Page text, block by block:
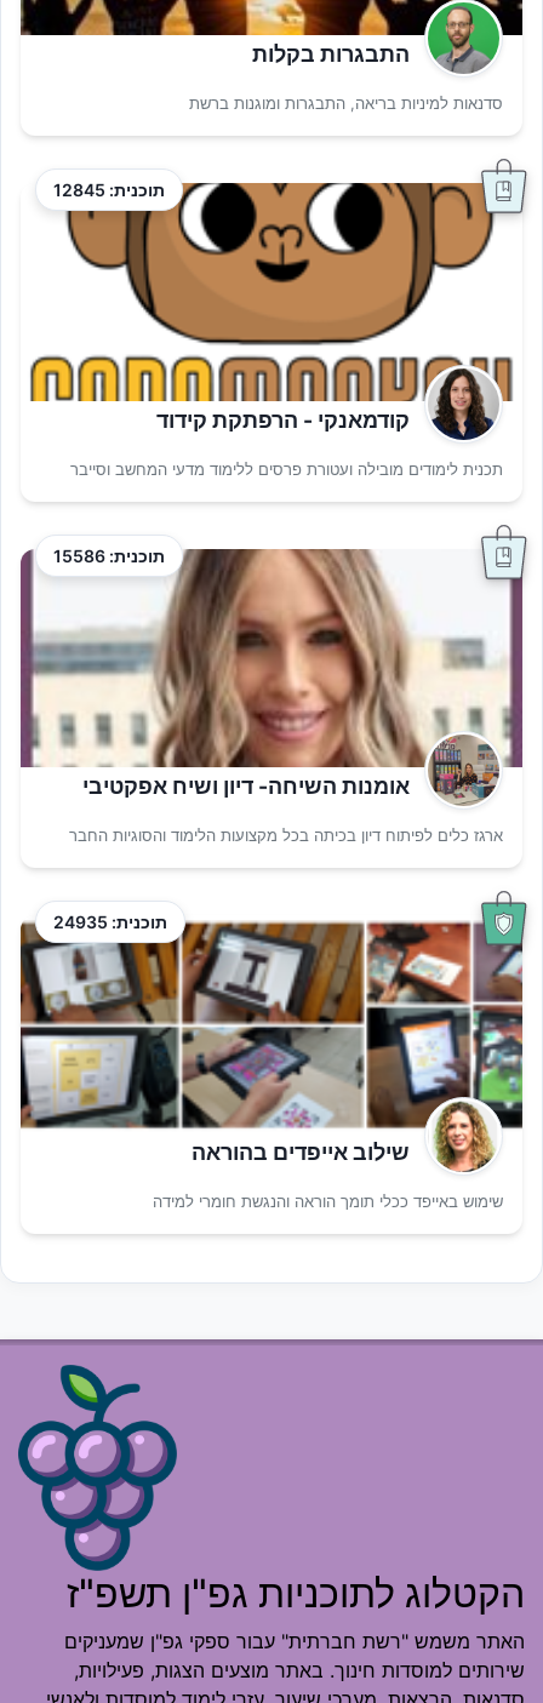
התבגרות בקלות
סדנאות למיניות בריאה, התבגרות ומוגנות ברשת
תוכנית: 12845
קודמאנקי - הרפתקת קידוד
תכנית לימודים מובילה ועטורת פרסים ללימוד מדעי המחשב וסייבר
תוכנית: 15586
אומנות השיחה- דיון ושיח אפקטיבי
ארגז כלים לפיתוח דיון בכיתה בכל מקצועות הלימוד והסוגיות החבר
תוכנית: 24935
שילוב אייפדים בהוראה
שימוש באייפד ככלי תומך הוראה והנגשת חומרי למידה
הקטלוג לתוכניות גפ"ן תשפ"ז
האתר משמש "רשת חברתית" עבור ספקי גפ"ן שמעניקים
שירותים למוסדות חינוך. באתר מוצעים הצגות, פעילויות,